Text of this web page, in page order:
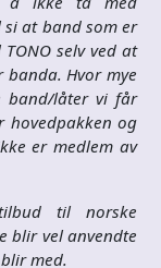
si at band som er
selv ved at
Hvor mye
band/låter vi får
hovedpakken og
er medlem av
til norske
blir vel anvendte
med.